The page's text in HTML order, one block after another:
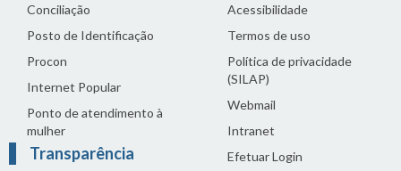
Conciliação
Posto de Identificação
Procon
Internet Popular
Ponto de atendimento à
mulher
Transparência
Acessibilidade
Termos de uso
Política de privacidade
(SILAP)
Webmail
Intranet
Efetuar Login